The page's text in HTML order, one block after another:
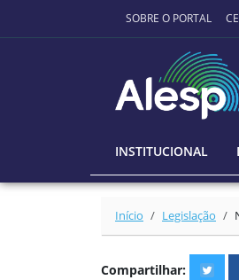
Ir para o
SOBRE O PORTAL
INSTITUCIONAL
Início Legislação
Compartilhar: